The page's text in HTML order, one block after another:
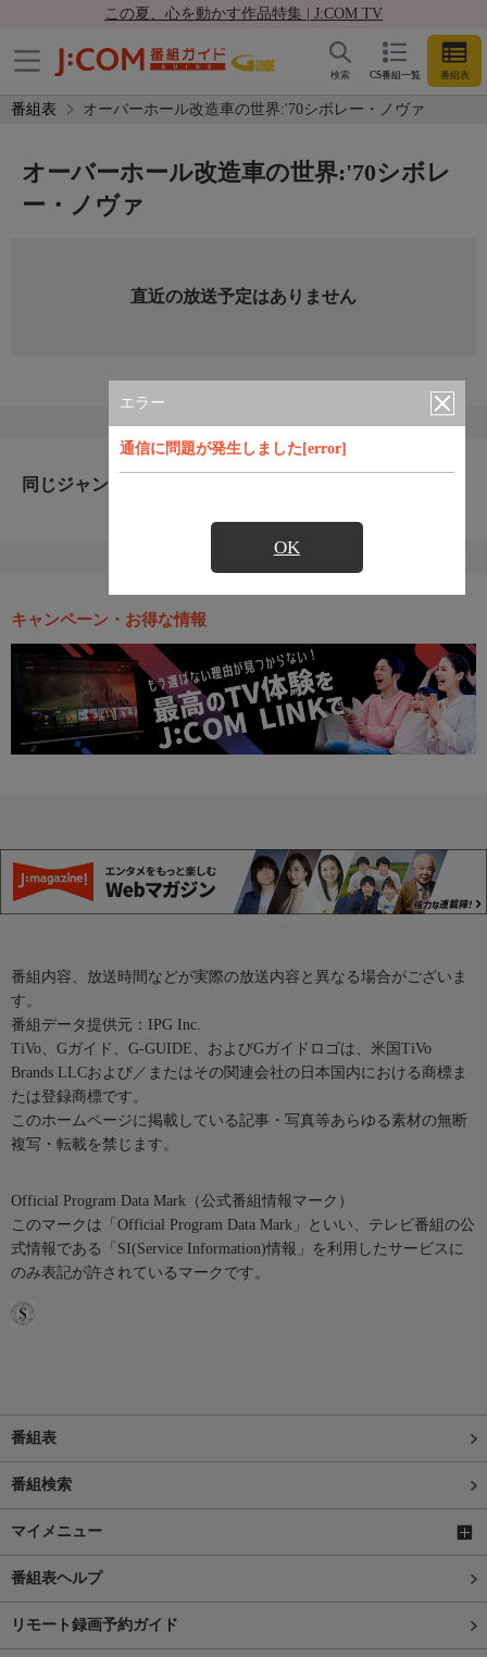
この夏、心を動かす作品特集 | J:COM TV
CS番組一覧 番組表
検索
番組表 オーバーホール改造車の世界:'70シボレー・ノヴァ
エラー
通信に問題が発生しました[error]
OK
オーバーホール改造車の世界:'70シボレ
ー・ノヴァ
直近の放送予定はありません
同じジャンルのおすすめ番組
キャンペーン・お得な情報
番組内容、放送時間などが実際の放送内容と異なる場合がございま
す。
番組データ提供元：IPG Inc.
TiVo、Gガイド、G-GUIDE、およびGガイドロゴは、米国TiVo
Brands LLCおよび／またはその関連会社の日本国内における商標ま
たは登録商標です。
このホームページに掲載している記事・写真等あらゆる素材の無断
複写・転載を禁じます。
Official Program Data Mark（公式番組情報マーク）
このマークは「Official Program Data Mark」といい、テレビ番組の公
式情報である「SI(Service Information)情報」を利用したサービスに
のみ表記が許されているマークです。
番組表
番組検索
マイメニュー
番組表ヘルプ
リモート録画予約ガイド